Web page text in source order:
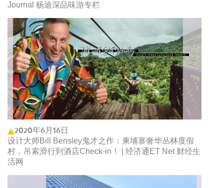
Journal 杨迪深品味游专栏
2020年6月16日
设计大师Bill Bensley鬼才之作：柬埔寨奢华丛林度假
村，吊索滑行到酒店Check-in！ | 经济通ET Net 财经生
活网